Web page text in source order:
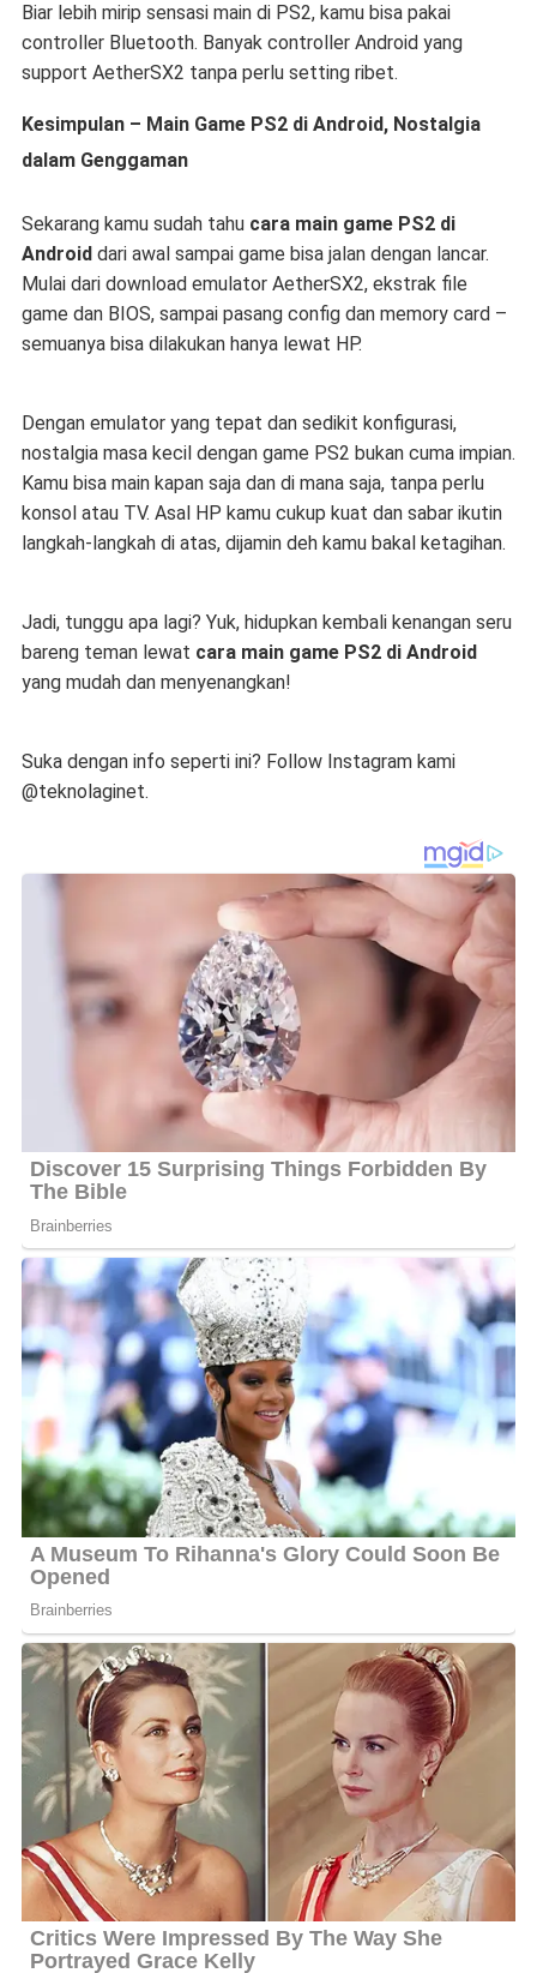
Biar lebih mirip sensasi main di PS2, kamu bisa pakai
controller Bluetooth. Banyak controller Android yang
support AetherSX2 tanpa perlu setting ribet.
Kesimpulan – Main Game PS2 di Android, Nostalgia
dalam Genggaman
Sekarang kamu sudah tahu cara main game PS2 di
Androiddari awal sampai game bisa jalan dengan lancar.
Mulai dari download emulator AetherSX2, ekstrak file
game dan BIOS, sampai pasang config dan memory card –
semuanya bisa dilakukan hanya lewat HP.
Dengan emulator yang tepat dan sedikit konfigurasi,
nostalgia masa kecil dengan game PS2 bukan cuma impian.
Kamu bisa main kapan saja dan di mana saja, tanpa perlu
konsol atau TV. Asal HP kamu cukup kuat dan sabar ikutin
langkah-langkah di atas, dijamin deh kamu bakal ketagihan.
Jadi, tunggu apa lagi? Yuk, hidupkan kembali kenangan seru
bareng teman lewat cara main game PS2 di Android
yang mudah dan menyenangkan!
Suka dengan info seperti ini? Follow Instagram kami
@teknolaginet.